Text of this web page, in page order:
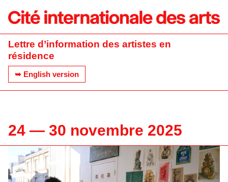
Lettre d’information des artistes en
résidence
➥ English version
24 — 30 novembre 2025